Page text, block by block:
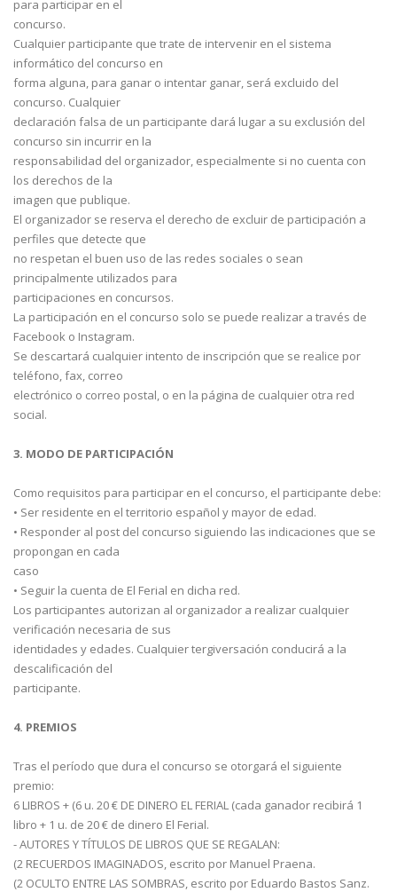
para participar en el
concurso.
Cualquier participante que trate de intervenir en el sistema
informático del concurso en
forma alguna, para ganar o intentar ganar, será excluido del
concurso. Cualquier
declaración falsa de un participante dará lugar a su exclusión del
concurso sin incurrir en la
responsabilidad del organizador, especialmente si no cuenta con
los derechos de la
imagen que publique.
El organizador se reserva el derecho de excluir de participación a
perfiles que detecte que
no respetan el buen uso de las redes sociales o sean
principalmente utilizados para
participaciones en concursos.
La participación en el concurso solo se puede realizar a través de
Facebook o Instagram.
Se descartará cualquier intento de inscripción que se realice por
teléfono, fax, correo
electrónico o correo postal, o en la página de cualquier otra red
social.
3. MODO DE PARTICIPACIÓN
Como requisitos para participar en el concurso, el participante debe:
• Ser residente en el territorio español y mayor de edad.
• Responder al post del concurso siguiendo las indicaciones que se
propongan en cada
caso
• Seguir la cuenta de El Ferial en dicha red.
Los participantes autorizan al organizador a realizar cualquier
verificación necesaria de sus
identidades y edades. Cualquier tergiversación conducirá a la
descalificación del
participante.
4. PREMIOS
Tras el período que dura el concurso se otorgará el siguiente
premio:
6 LIBROS + (6 u. 20 € DE DINERO EL FERIAL (cada ganador recibirá 1
libro + 1 u. de 20 € de dinero El Ferial.
- AUTORES Y TÍTULOS DE LIBROS QUE SE REGALAN:
(2 RECUERDOS IMAGINADOS, escrito por Manuel Praena.
(2 OCULTO ENTRE LAS SOMBRAS, escrito por Eduardo Bastos Sanz.